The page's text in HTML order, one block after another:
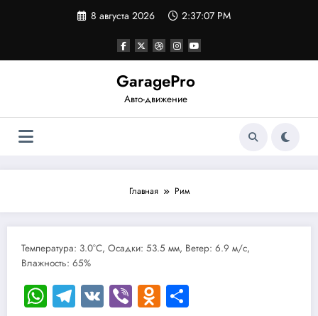
8 августа 2026 2:37:07 PM
GaragePro
Авто-движение
Главная Рим
Температура: 3.0°C, Осадки: 53.5 мм, Ветер: 6.9 м/с,
Влажность: 65%
WhatsApp
Telegram
VKViberOdnoklassniki